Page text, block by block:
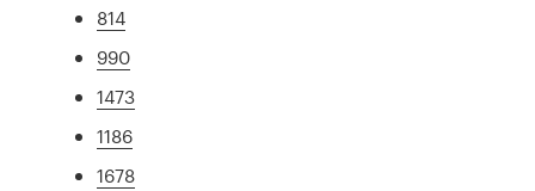
814
990
1473
1186
1678